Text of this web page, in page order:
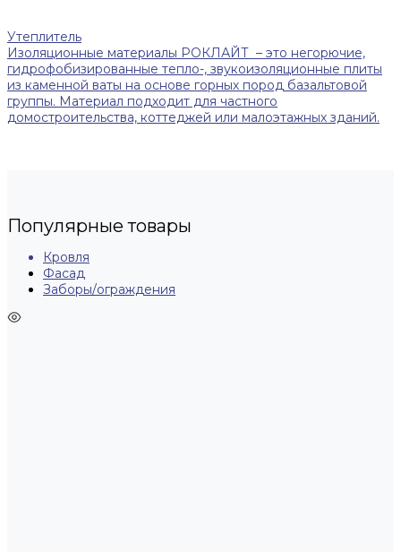
Утеплитель
Изоляционные материалы РОКЛАЙТ – это негорючие,
гидрофобизированные тепло-, звукоизоляционные плиты
из каменной ваты на основе горных пород базальтовой
группы. Материал подходит для частного
домостроительства, коттеджей или малоэтажных зданий.
Популярные товары
Кровля
Фасад
Заборы/ограждения